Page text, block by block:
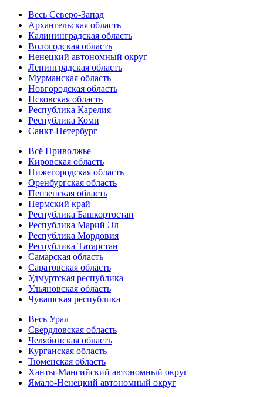
Весь Северо-Запад
Архангельская область
Калининградская область
Вологодская область
Ненецкий автономный округ
Ленинградская область
Мурманская область
Новгородская область
Псковская область
Республика Карелия
Республика Коми
Санкт-Петербург
Всё Приволжье
Кировская область
Нижегородская область
Оренбургская область
Пензенская область
Пермский край
Республика Башкортостан
Республика Марий Эл
Республика Мордовия
Республика Татарстан
Самарская область
Саратовская область
Удмуртская республика
Ульяновская область
Чувашская республика
Весь Урал
Свердловская область
Челябинская область
Курганская область
Тюменская область
Ханты-Мансийский автономный округ
Ямало-Ненецкий автономный округ